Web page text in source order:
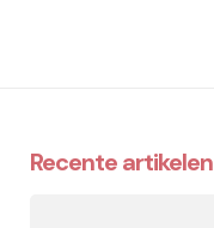
Recente artikelen